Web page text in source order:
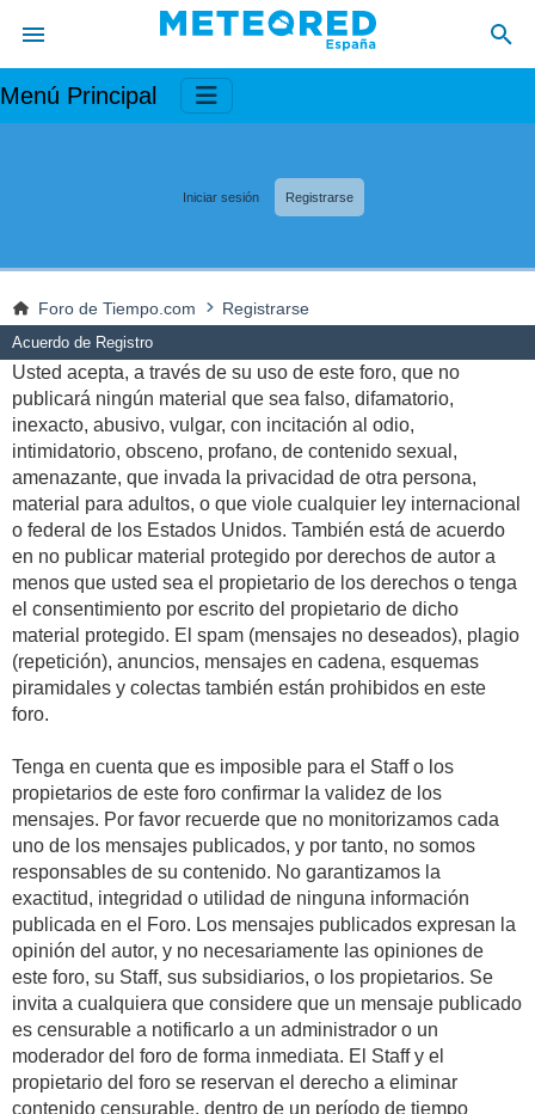
Menú Principal
Iniciar sesión Registrarse
Foro de Tiempo.com Registrarse
Acuerdo de Registro
Usted acepta, a través de su uso de este foro, que no
publicará ningún material que sea falso, difamatorio,
inexacto, abusivo, vulgar, con incitación al odio,
intimidatorio, obsceno, profano, de contenido sexual,
amenazante, que invada la privacidad de otra persona,
material para adultos, o que viole cualquier ley internacional
o federal de los Estados Unidos. También está de acuerdo
en no publicar material protegido por derechos de autor a
menos que usted sea el propietario de los derechos o tenga
el consentimiento por escrito del propietario de dicho
material protegido. El spam (mensajes no deseados), plagio
(repetición), anuncios, mensajes en cadena, esquemas
piramidales y colectas también están prohibidos en este
foro.
Tenga en cuenta que es imposible para el Staff o los
propietarios de este foro confirmar la validez de los
mensajes. Por favor recuerde que no monitorizamos cada
uno de los mensajes publicados, y por tanto, no somos
responsables de su contenido. No garantizamos la
exactitud, integridad o utilidad de ninguna información
publicada en el Foro. Los mensajes publicados expresan la
opinión del autor, y no necesariamente las opiniones de
este foro, su Staff, sus subsidiarios, o los propietarios. Se
invita a cualquiera que considere que un mensaje publicado
es censurable a notificarlo a un administrador o un
moderador del foro de forma inmediata. El Staff y el
propietario del foro se reservan el derecho a eliminar
contenido censurable, dentro de un período de tiempo